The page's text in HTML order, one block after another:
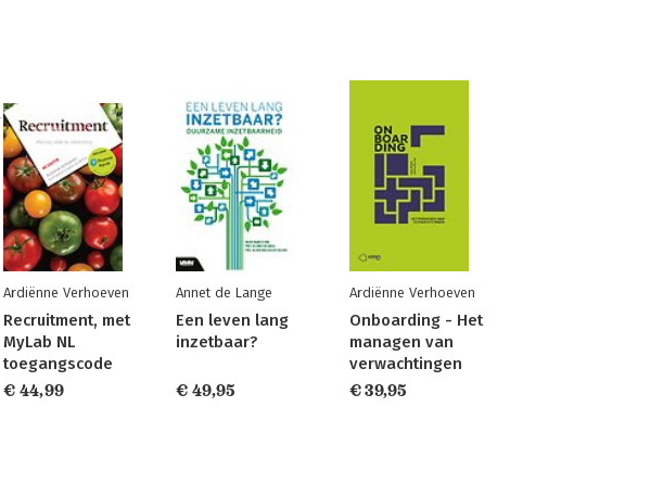
Ardiënne Verhoeven
Recruitment, met
MyLab NL
toegangscode
€ 44,99
Annet de Lange
Een leven lang
inzetbaar?
€ 49,95
Ardiënne Verhoeven
Onboarding - Het
managen van
verwachtingen
€ 39,95